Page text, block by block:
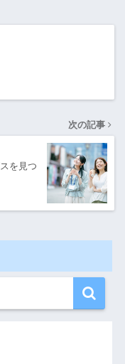
次の記事
を見つ